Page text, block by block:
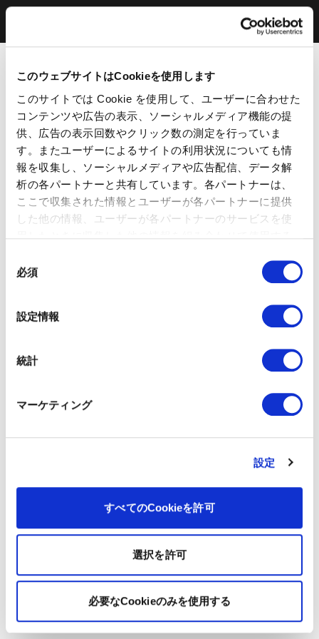
このウェブサイトはCookieを使用します
このサイトでは Cookie を使用して、ユーザーに合わせた
コンテンツや広告の表示、ソーシャルメディア機能の提
供、広告の表示回数やクリック数の測定を行っていま
す。またユーザーによるサイトの利用状況についても情
報を収集し、ソーシャルメディアや広告配信、データ解
析の各パートナーと共有しています。各パートナーは、
ここで収集された情報とユーザーが各パートナーに提供
した他の情報、ユーザーが各パートナーのサービスを使
ッキーに同意したことになります。
必須
設定情報
統計
マーケティング
設定
すべてのCookieを許可
選択を許可
必要なCookieのみを使用する